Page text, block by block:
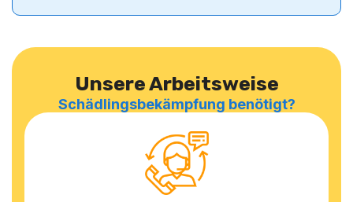
Unsere Arbeitsweise
Schädlingsbekämpfung benötigt?